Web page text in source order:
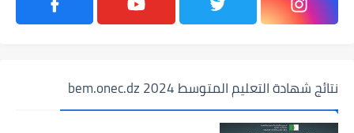
نتائج شهادة التعليم المتوسط 2024 bem.onec.dz